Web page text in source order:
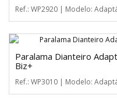
Ref.: WP2920 | Modelo:
Paralama Dianteiro
Biz+
Ref.: WP3010 | Modelo: